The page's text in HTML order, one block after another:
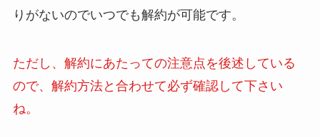
りがないのでいつでも解約が可能です。
ただし、解約にあたっての注意点を後述している
ので、解約方法と合わせて必ず確認して下さい
ね。